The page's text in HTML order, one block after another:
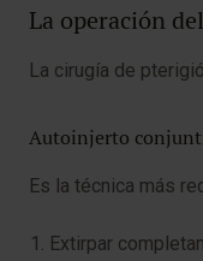
La operación
La cirugía de
Autoinjerto
Es la técnica más
Extirpar